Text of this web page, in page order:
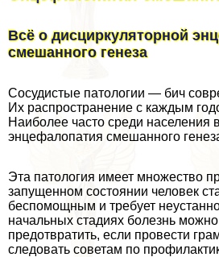
Всё о дисциркуляторной
смешанного генеза
Сосудистые патологии — бич
Их распространение с каждым
Наиболее часто среди населения
энцефалопатия смешанного
Эта патология имеет множество
запущенном состоянии человек
беспомощным и требует
начальных стадиях болезнь можно
предотвратить, если провести
следовать советам по